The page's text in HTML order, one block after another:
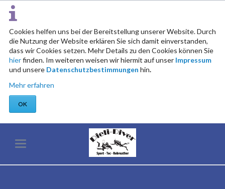
Cookies helfen uns bei der Bereitstellung unserer Website. Durch
die Nutzung der Website erklären Sie sich damit einverstanden,
dass wir Cookies setzen. Mehr Details zu den Cookies können Sie
hierfinden. Im weiteren weisen wir hiermit auf unser Impressum
und unsere Datenschutzbestimmungen hin.
Mehr erfahren
OK